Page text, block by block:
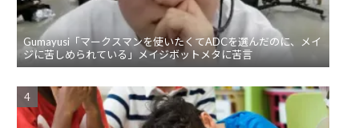
Gumayusi「マークスマンを使いたくてADCを選んだのに、メイ
ジに苦しめられている」メイジボットメタに苦言